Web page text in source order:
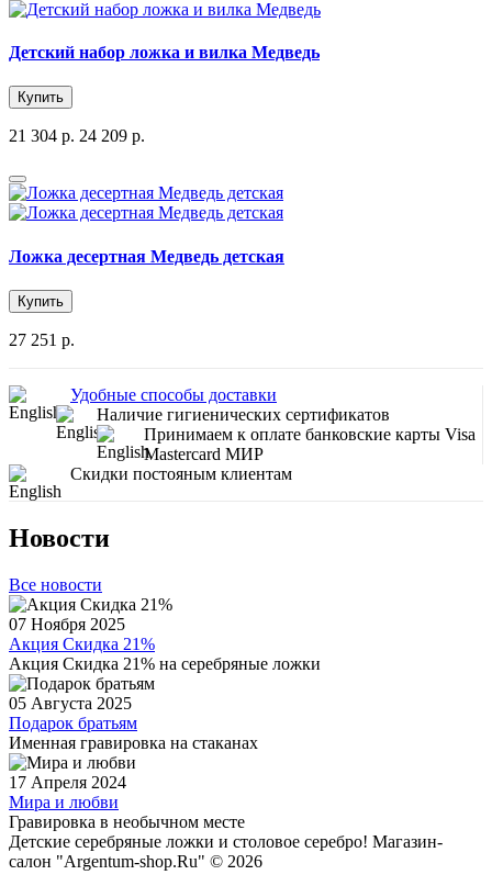
Детский набор ложка и вилка Медведь
Купить
21 304 р. 24 209 р.
Ложка десертная Медведь детская
Купить
27 251 р.
Удобные способы доставки
Наличие гигиенических сертификатов
Принимаем к оплате банковские карты Visa
Mastercard МИР
Скидки постояным клиентам
Новости
Все новости
07 Ноября 2025
Акция Скидка 21%
Акция Скидка 21% на серебряные ложки
05 Августа 2025
Подарок братьям
Именная гравировка на стаканах
17 Апреля 2024
Мира и любви
Гравировка в необычном месте
Детские серебряные ложки и столовое серебро! Магазин-
салон "Argentum-shop.Ru" © 2026